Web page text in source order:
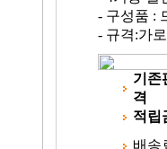
- 구성품 :
- 규격:가
기존
격
적립
배송